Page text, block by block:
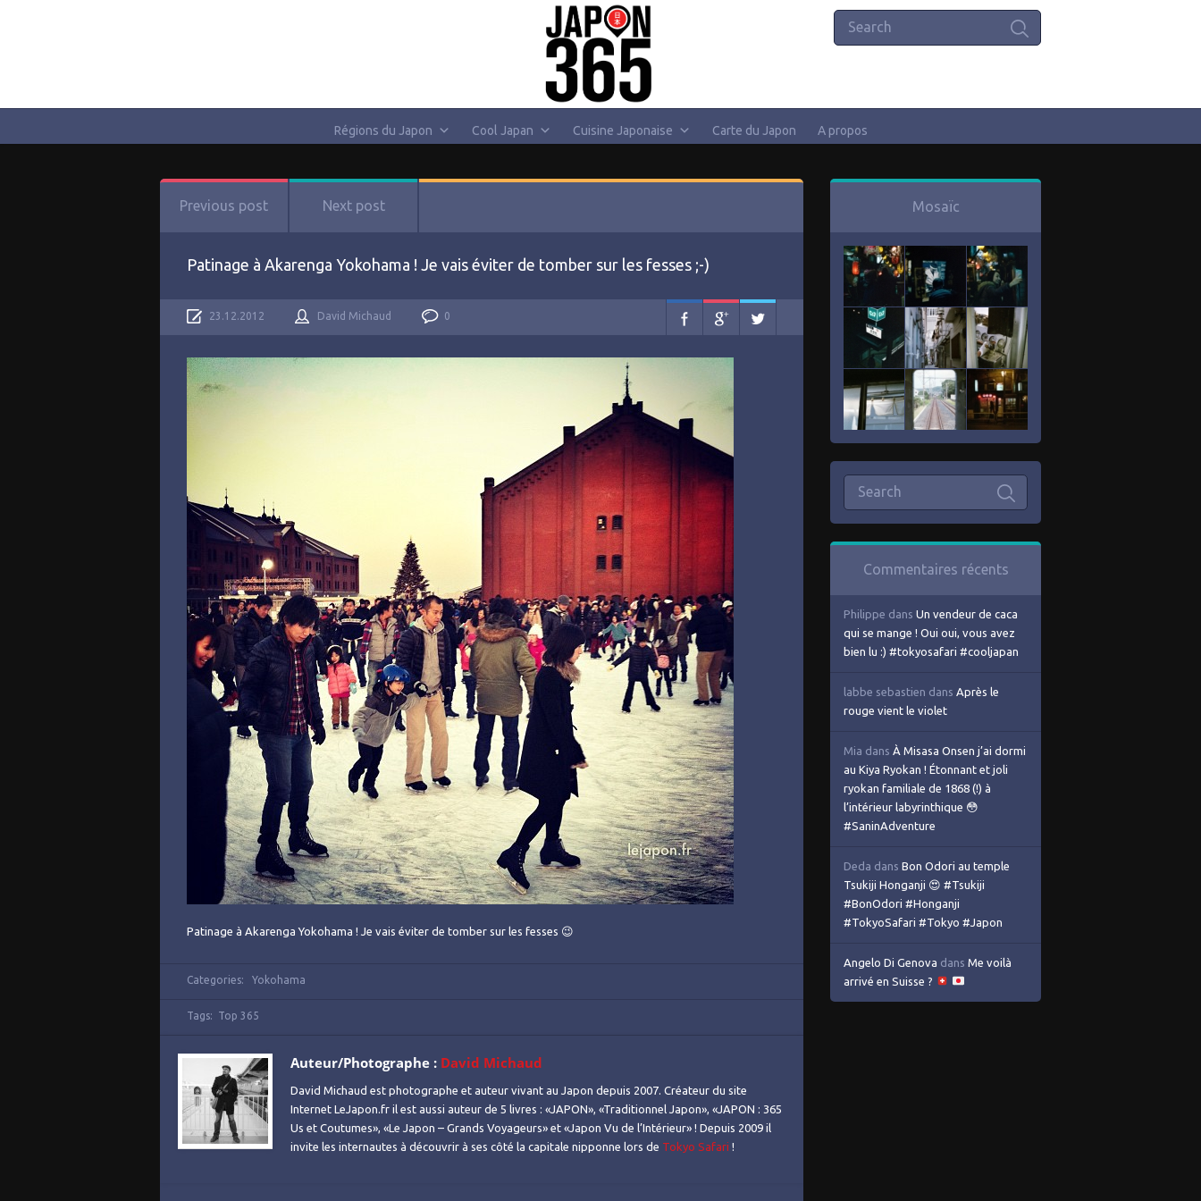
Régions du Japon Cool Japan Cuisine Japonaise Carte du Japon A propos
Previous post Next post
Patinage à Akarenga Yokohama ! Je vais éviter de tomber sur les fesses ;-)
23.12.2012 David Michaud 0
Patinage à Akarenga Yokohama ! Je vais éviter de tomber sur les fesses 😉
Categories: Yokohama
Tags: Top 365
Auteur/Photographe : David Michaud
David Michaud est photographe et auteur vivant au Japon depuis 2007. Créateur du site
Internet LeJapon.fr il est aussi auteur de 5 livres : «JAPON», «Traditionnel Japon», «JAPON : 365
Us et Coutumes», «Le Japon – Grands Voyageurs» et «Japon Vu de l’Intérieur» ! Depuis 2009 il
invite les internautes à découvrir à ses côté la capitale nipponne lors de Tokyo Safari !
Mosaïc
Commentaires récents
Philippe dans Un vendeur de caca
qui se mange ! Oui oui, vous avez
bien lu :) #tokyosafari #cooljapan
labbe sebastien dans Après le
rouge vient le violet
Mia dans À Misasa Onsen j’ai dormi
au Kiya Ryokan ! Étonnant et joli
ryokan familiale de 1868 (!) à
l’intérieur labyrinthique 😳
#SaninAdventure
Deda dans Bon Odori au temple
Tsukiji Honganji 😍 #Tsukiji
#BonOdori #Honganji
#TokyoSafari #Tokyo #Japon
Angelo Di Genova dans Me voilà
arrivé en Suisse ?